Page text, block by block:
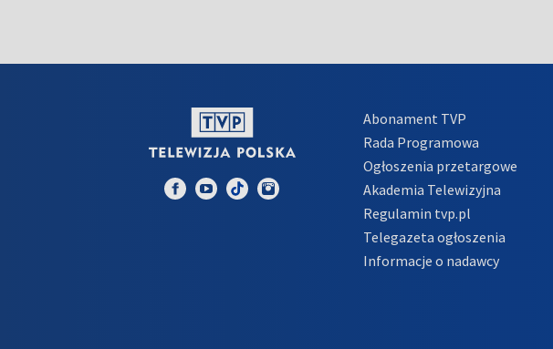
Abonament TVP
Rada Programowa
Ogłoszenia przetargowe
Akademia Telewizyjna
Regulamin tvp.pl
Telegazeta ogłoszenia
Informacje o nadawcy